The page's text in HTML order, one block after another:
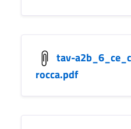
tav-
rocca.pdf